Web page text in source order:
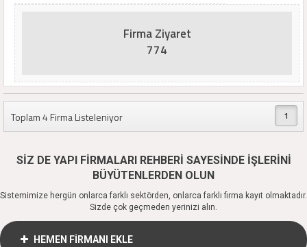
Firma Ziyaret
774
Toplam 4 Firma Listeleniyor 1
SİZ DE YAPI FİRMALARI REHBERİ SAYESİNDE İŞLERİNİ
BÜYÜTENLERDEN OLUN
Sistemimize hergün onlarca farklı sektörden, onlarca farklı firma kayıt olmaktadır.
Sizde çok geçmeden yerinizi alın.
HEMEN FİRMANI EKLE